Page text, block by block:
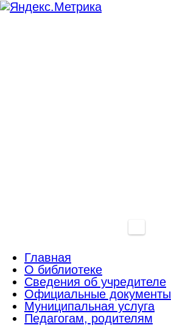
Главная
О библиотеке
Сведения об учредителе
Официальные документы
Муниципальная услуга
Педагогам, родителям